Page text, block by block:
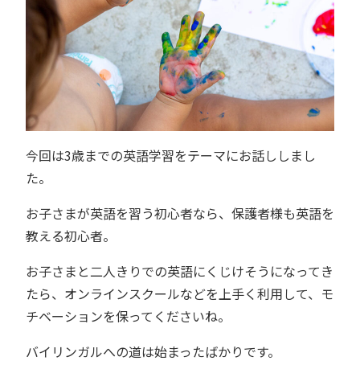
今回は3歳までの英語学習をテーマにお話ししまし
た。
お子さまが英語を習う初心者なら、保護者様も英語を
教える初心者。
お子さまと二人きりでの英語にくじけそうになってき
たら、オンラインスクールなどを上手く利用して、モ
チベーションを保ってくださいね。
バイリンガルへの道は始まったばかりです。